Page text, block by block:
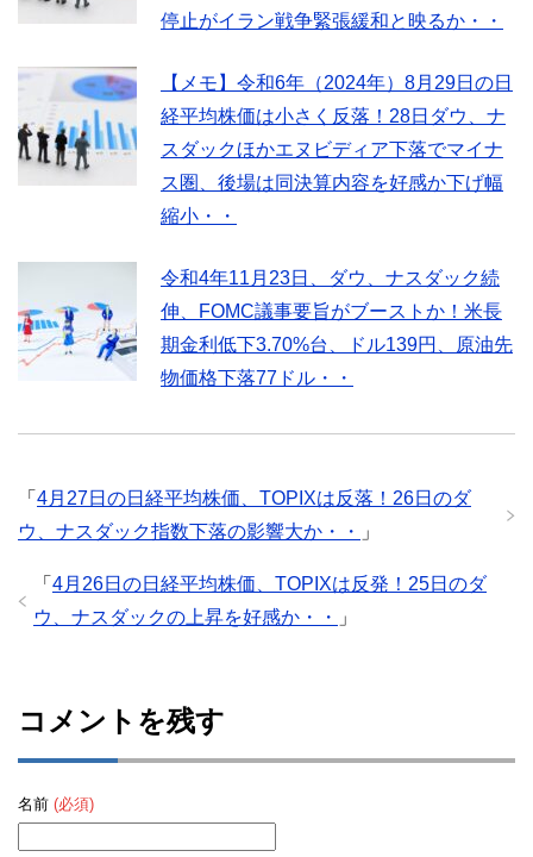
停止がイラン戦争緊張緩和と映るか・・
【メモ】令和6年（2024年）8月29日の日
経平均株価は小さく反落！28日ダウ、ナ
スダックほかエヌビディア下落でマイナ
ス圏、後場は同決算内容を好感か下げ幅
縮小・・
令和4年11月23日、ダウ、ナスダック続
伸、FOMC議事要旨がブーストか！米長
期金利低下3.70%台、ドル139円、原油先
物価格下落77ドル・・
「 4月27日の日経平均株価、TOPIXは反落！26日のダ
ウ、ナスダック指数下落の影響大か・・
」
「 4月26日の日経平均株価、TOPIXは反発！25日のダ
ウ、ナスダックの上昇を好感か・・
」
コメントを残す
名前 (必須)